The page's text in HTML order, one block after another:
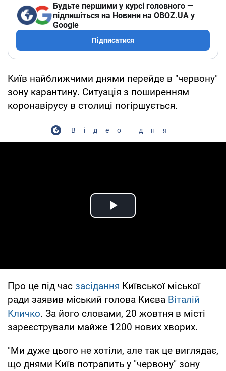
Будьте першими у курсі головного —
підпишіться на Новини на OBOZ.UA у
Google
Підписатися
Київ найближчими днями перейде в "червону"
зону карантину. Ситуація з поширенням
коронавірусу в столиці погіршується.
Відео дня
Play Video
Про це під час засідання Київської міської
ради заявив міський голова Києва Віталій
Кличко. За його словами, 20 жовтня в місті
зареєстрували майже 1200 нових хворих.
"Ми дуже цього не хотіли, але так це виглядає,
що днями Київ потрапить у "червону" зону